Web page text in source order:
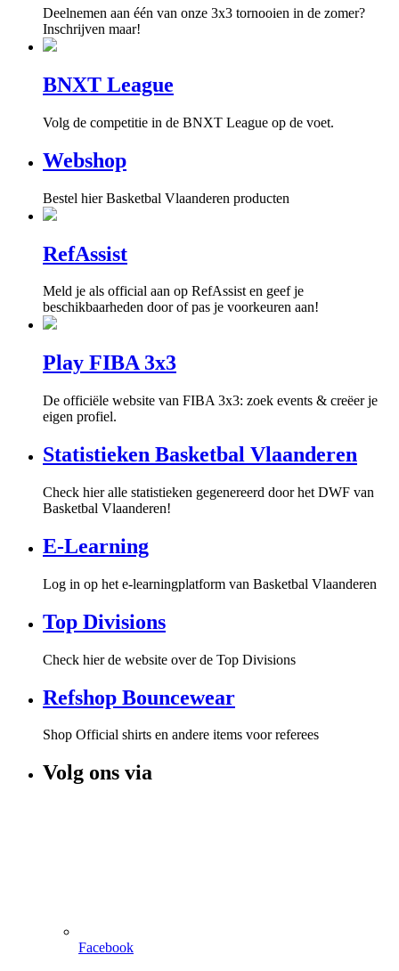
Deelnemen aan één van onze 3x3 tornooien in de zomer?
Inschrijven maar!
BNXT League
Volg de competitie in de BNXT League op de voet.
Webshop
Bestel hier Basketbal Vlaanderen producten
RefAssist
Meld je als official aan op RefAssist en geef je
beschikbaarheden door of pas je voorkeuren aan!
Play FIBA 3x3
De officiële website van FIBA 3x3: zoek events & creëer je
eigen profiel.
Statistieken Basketbal Vlaanderen
Check hier alle statistieken gegenereerd door het DWF van
Basketbal Vlaanderen!
E-Learning
Log in op het e-learningplatform van Basketbal Vlaanderen
Top Divisions
Check hier de website over de Top Divisions
Refshop Bouncewear
Shop Official shirts en andere items voor referees
Volg ons via
Facebook